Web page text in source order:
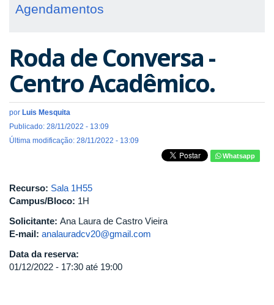
Agendamentos
Roda de Conversa -
Centro Acadêmico.
por Luis Mesquita
Publicado: 28/11/2022 - 13:09
Última modificação: 28/11/2022 - 13:09
Whatsapp
Recurso: Sala 1H55
Campus/Bloco: 1H
Solicitante: Ana Laura de Castro Vieira
E-mail: analauradcv20@gmail.com
Data da reserva:
01/12/2022 - 17:30 até 19:00